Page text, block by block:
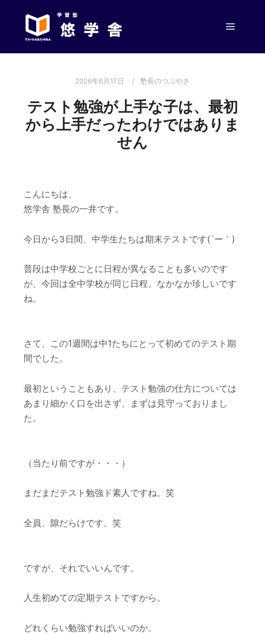
2026年6月17日 塾長のつぶやき
テスト勉強が上手な子は、最初
から上手だったわけではありま
せん
こんにちは、
悠学舎 塾長の一井です。
今日から3日間、中学生たちは期末テストです(´ー｀)
普段は中学校ごとに日程が異なることも多いのです
が、今回は全中学校が同じ日程。なかなか珍しいです
ね。
さて、この1週間は中1たちにとって初めてのテスト期
間でした。
最初ということもあり、テスト勉強の仕方については
あまり細かく口を出さず、まずは見守っておりまし
た。
（当たり前ですが・・・）
まだまだテスト勉強ド素人ですね。笑
全員、隙だらけです。笑
ですが、それでいいんです。
人生初めての定期テストですから。
どれくらい勉強すればいいのか。